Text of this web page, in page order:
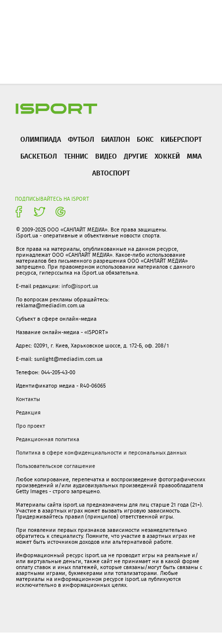
ОЛИМПИАДА ФУТБОЛ БИАТЛОН БОКС
КИБЕРСПОРТ
БАСКЕТБОЛ
ТЕННИС ВИДЕО ДРУГИЕ ХОККЕЙ
ММА
АВТОСПОРТ
ПОДПИСЫВАЙТЕСЬ НА ISPORT
© 2009-2025 ООО «САНЛАЙТ МЕДИА». Все права защищены.
iSport.ua - оперативные и объективные новости спорта.
Все права на материалы, опубликованные на данном ресурсе,
принадлежат ООО «САНЛАЙТ МЕДИА». Какое-либо использование
материалов без письменного разрешения ООО «САНЛАЙТ МЕДИА»
запрещено. При правомерном использовании материалов с данного
ресурса, гиперссылка на iSport.ua обязательна.
E-mail редакции: info@isport.ua
По вопросам рекламы обращайтесь:
reklama@mediadim.com.ua
Субъект в сфере онлайн-медиа
Название онлайн-медиа - «ISPORT»
Адрес: 02091, г. Киев, Харьковское шоссе, д. 172-Б, оф. 208/1
E-mail: sunlight@mediadim.com.ua
Телефон: 044-205-43-00
Идентификатор медиа - R40-06065
Контакты
Редакция
Про проект
Редакционная политика
Политика в сфере конфиденциальности и персональных данных
Пользовательское соглашение
Любое копирование, перепечатка и воспроизведение фотографических
произведений и/или аудиовизуальных произведений правообладателя
Getty Images - строго запрещено.
Материалы сайта isport.ua предназначены для лиц старше 21 года (21+).
Участие в азартных играх может вызвать игровую зависимость.
Придерживайтесь правил (принципов) ответственной игры.
При появлении первых признаков зависимости незамедлительно
обратитесь к специалисту. Помните, что участие в азартных играх не
может быть источником доходов или альтернативой работе.
Информационный ресурс isport.ua не проводит игры на реальные и/
или виртуальные деньги, также сайт не принимает ни в какой форме
oплaту ставок и иных платежей, которые связаны/могут быть связаны c
азартными игрaми, букмекерами или тотализаторами. Любые
материалы на информационном ресурсе isport.ua публикуютcя
исключительно в информационных целях.